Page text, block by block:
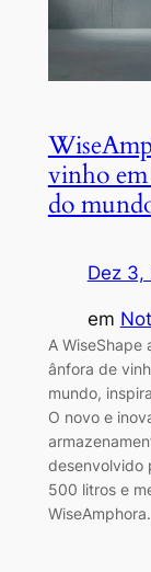
vinho em
do
Dez 3,
em
A WiseShape
ânfora de
mundo,
O novo e
desenvolvido
500 litros e